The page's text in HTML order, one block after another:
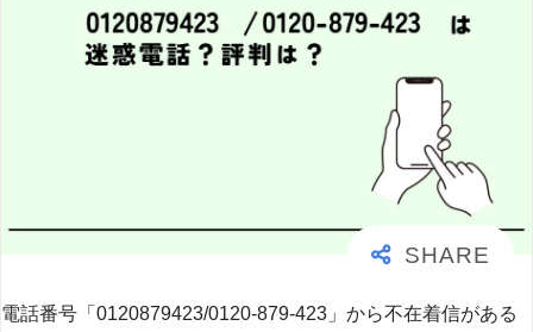
電話番号「0120879423/0120-879-423」から不在着信がある